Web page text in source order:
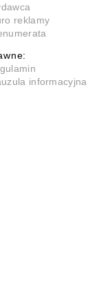
reklamy
informacyjna